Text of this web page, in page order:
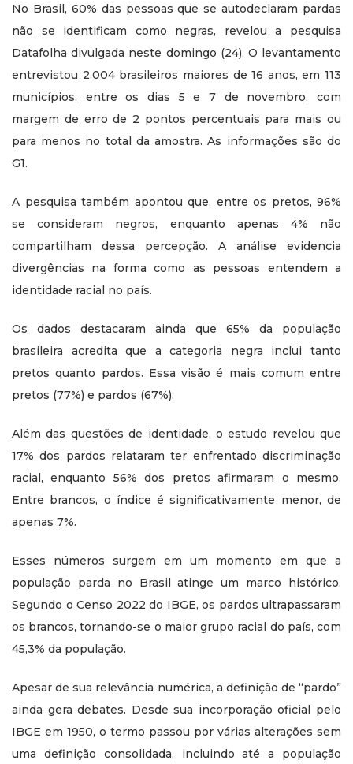
No Brasil, 60% das pessoas que se autodeclaram pardas
não se identificam como negras, revelou a pesquisa
Datafolha divulgada neste domingo (24). O levantamento
entrevistou 2.004 brasileiros maiores de 16 anos, em 113
municípios, entre os dias 5 e 7 de novembro, com
margem de erro de 2 pontos percentuais para mais ou
para menos no total da amostra. As informações são do
G1.
A pesquisa também apontou que, entre os pretos, 96%
se consideram negros, enquanto apenas 4% não
compartilham dessa percepção. A análise evidencia
divergências na forma como as pessoas entendem a
identidade racial no país.
Os dados destacaram ainda que 65% da população
brasileira acredita que a categoria negra inclui tanto
pretos quanto pardos. Essa visão é mais comum entre
pretos (77%) e pardos (67%).
Além das questões de identidade, o estudo revelou que
17% dos pardos relataram ter enfrentado discriminação
racial, enquanto 56% dos pretos afirmaram o mesmo.
Entre brancos, o índice é significativamente menor, de
apenas 7%.
Esses números surgem em um momento em que a
população parda no Brasil atinge um marco histórico.
Segundo o Censo 2022 do IBGE, os pardos ultrapassaram
os brancos, tornando-se o maior grupo racial do país, com
45,3% da população.
Apesar de sua relevância numérica, a definição de “pardo”
ainda gera debates. Desde sua incorporação oficial pelo
IBGE em 1950, o termo passou por várias alterações sem
uma definição consolidada, incluindo até a população